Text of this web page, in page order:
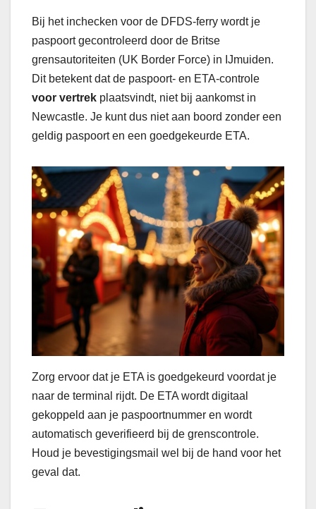
Bij het inchecken voor de DFDS-ferry wordt je
paspoort gecontroleerd door de Britse
grensautoriteiten (UK Border Force) in IJmuiden.
Dit betekent dat de paspoort- en ETA-controle
voor vertrek plaatsvindt, niet bij aankomst in
Newcastle. Je kunt dus niet aan boord zonder een
geldig paspoort en een goedgekeurde ETA.
Zorg ervoor dat je ETA is goedgekeurd voordat je
naar de terminal rijdt. De ETA wordt digitaal
gekoppeld aan je paspoortnummer en wordt
automatisch geverifieerd bij de grenscontrole.
Houd je bevestigingsmail wel bij de hand voor het
geval dat.